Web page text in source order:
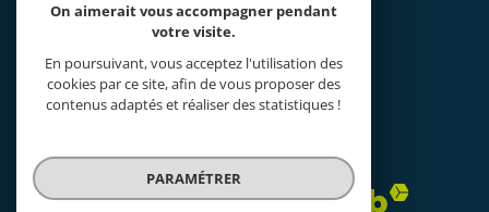
nous
SUIVRE
ADHÉRONS
On aimerait vous accompagner pendant
votre visite.
En poursuivant, vous acceptez l'utilisation des
cookies par ce site, afin de vous proposer des
contenus adaptés et réaliser des statistiques !
PARAMÉTRER